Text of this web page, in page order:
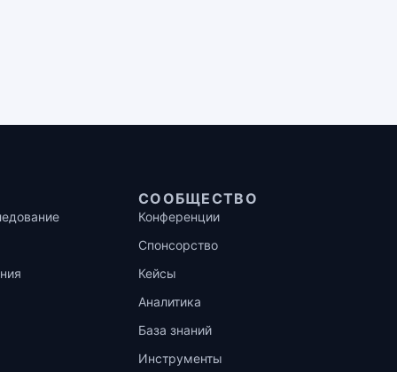
СООБЩЕСТВО
Конференции
Спонсорство
Кейсы
Аналитика
База знаний
Инструменты